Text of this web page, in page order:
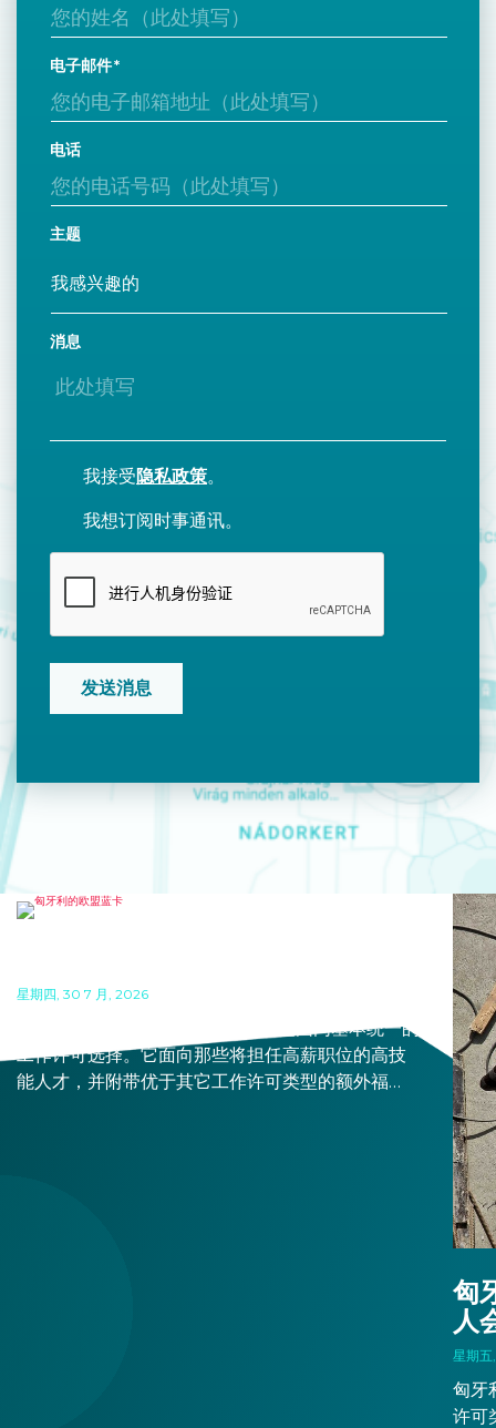
星期四, 30 7 月, 2026
“蓝卡”的设立旨在提供一种在欧盟范围内基本统一的
工作许可选择。它面向那些将担任高薪职位的高技
能人才，并附带优于其它工作许可类型的额外福
匈
人
星期
匈牙
许可
电子邮件
电话
主题
消息
我接受隐私政策。
我想订阅时事通讯。
CAPTCHA